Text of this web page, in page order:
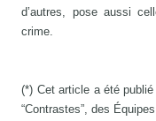
d’autres, pose aussi
crime.
(*) Cet article a été
“Contrastes”, des